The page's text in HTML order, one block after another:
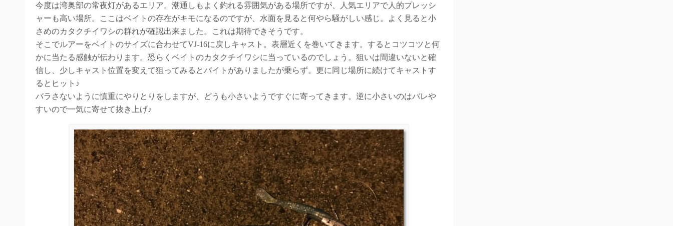
今度は湾奥部の常夜灯があるエリア。潮通しもよく釣れる雰囲気がある場所ですが、人気エリアで人的プレッシ
ャーも高い場所。ここはベイトの存在がキモになるのですが、水面を見ると何やら騒がしい感じ。よく見ると小
さめのカタクチイワシの群れが確認出来ました。これは期待できそうです。
そこでルアーをベイトのサイズに合わせてVJ-16に戻しキャスト。表層近くを巻いてきます。するとコツコツと何
かに当たる感触が伝わります。恐らくベイトのカタクチイワシに当っているのでしょう。狙いは間違いないと確
信し、少しキャスト位置を変えて狙ってみるとバイトがありましたが乗らず。更に同じ場所に続けてキャストす
るとヒット♪
バラさないように慎重にやりとりをしますが、どうも小さいようですぐに寄ってきます。逆に小さいのはバレや
すいので一気に寄せて抜き上げ♪